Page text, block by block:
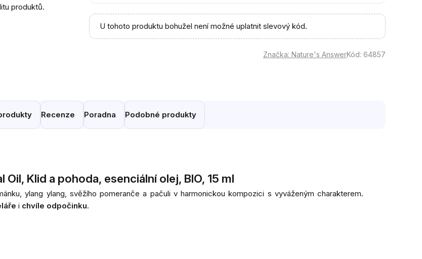
produktů.
U tohoto produktu bohužel není možné uplatnit slevový kód.
Značka: Nature's AnswerKód: 64857
Recenze Poradna Podobné produkty
Klid a pohoda, esenciální olej, BIO, 15 ml
ylang ylang, svěžího pomeranče a pačuli v harmonickou kompozici s vyváženým charakterem.
i chvíle odpočinku.